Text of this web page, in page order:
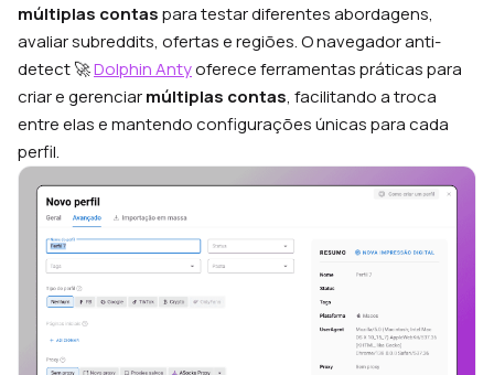
múltiplas contaspara testar diferentes abordagens,
avaliar subreddits, ofertas e regiões. O navegador anti-
detect 🚀Dolphin Antyoferece ferramentas práticas para
criar e gerenciarmúltiplas contas, facilitando a troca
entre elas e mantendo configurações únicas para cada
perfil.